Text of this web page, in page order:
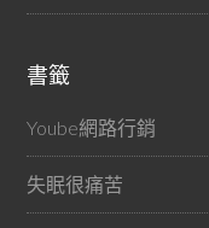
書籤
Yoube網路行銷
失眠很痛苦